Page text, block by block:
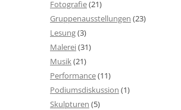
Fotografie(21)
Gruppenausstellungen (23)
Lesung(3)
Malerei(31)
Musik (21)
Performance(11)
Podiumsdiskussion (1)
Skulpturen (5)